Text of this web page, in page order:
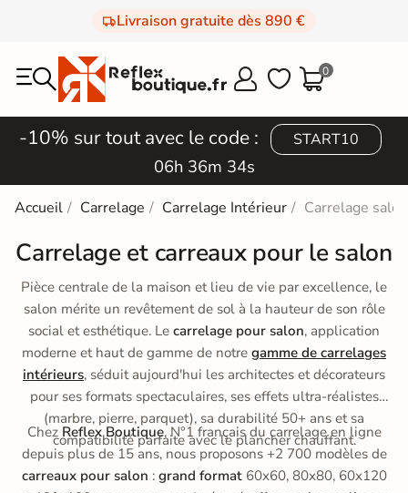
Livraison gratuite dès 890 €
  0
-10% sur tout avec le code : START10
06h 36m 31s
Accueil Carrelage Carrelage Intérieur Carrelage salon
Carrelage et carreaux pour le salon
Pièce centrale de la maison et lieu de vie par excellence, le
salon mérite un revêtement de sol à la hauteur de son rôle
social et esthétique. Le carrelage pour salon, application
moderne et haut de gamme de notre gamme de carrelages
intérieurs, séduit aujourd'hui les architectes et décorateurs
pour ses formats spectaculaires, ses effets ultra-réalistes
(marbre, pierre, parquet), sa durabilité 50+ ans et sa
compatibilité parfaite avec le plancher chauffant.
Chez Reflex Boutique, N°1 français du carrelage en ligne
depuis plus de 15 ans, nous proposons +2 700 modèles de
carreaux pour salon : grand format60x60, 80x80, 60x120